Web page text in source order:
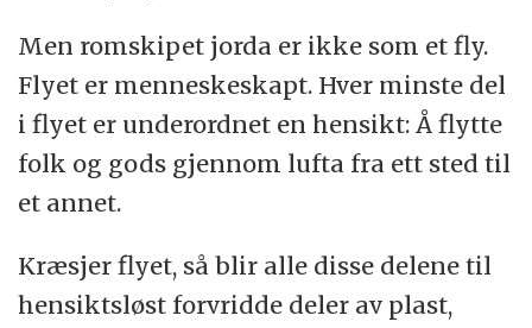
Men romskipet jorda er ikke som et fly.
Flyet er menneskeskapt. Hver minste del
i flyet er underordnet en hensikt: Å flytte
folk og gods gjennom lufta fra ett sted til
et annet.
Kræsjer flyet, så blir alle disse delene til
hensiktsløst forvridde deler av plast,